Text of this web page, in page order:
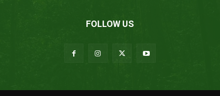
FOLLOW US